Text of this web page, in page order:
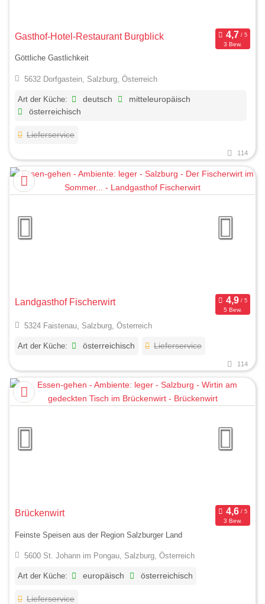
Gasthof-Hotel-Restaurant Burgblick
3 Bew.
Göttliche Gastlichkeit
5632 Dorfgastein, Salzburg, Österreich
Art der Küche: deutsch
mitteleuropäisch
österreichisch
Lieferservice
114
Landgasthof Fischerwirt
5 Bew.
5324 Faistenau, Salzburg, Österreich
Art der Küche: österreichisch Lieferservice
114
Brückenwirt
3 Bew.
Feinste Speisen aus der Region Salzburger Land
5600 St. Johann im Pongau, Salzburg, Österreich
Art der Küche: europäisch österreichisch
Lieferservice